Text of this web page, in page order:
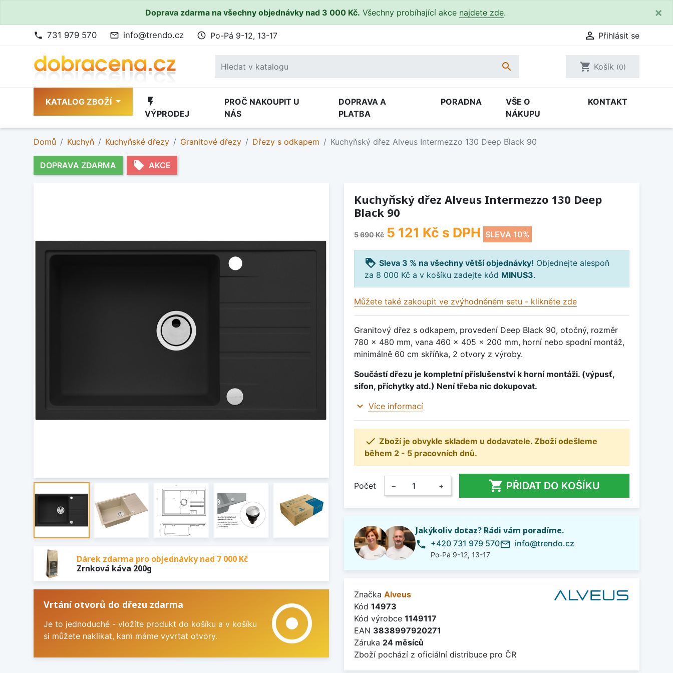
Doprava zdarma na všechny objednávky nad 3 000 Kč. Všechny probíhající akce najdete zde. ×
phone 731 979 570 mail_outline info@trendo.cz access_time Po-Pá 9-12, 13-17  Přihlásit se
 shopping_cart Košík (0)
KATALOG ZBOŽÍ flash_on
VÝPRODEJ
PROČ NAKOUPIT U
NÁS
DOPRAVA A
PLATBA
PORADNA
VŠE O
NÁKUPU
KONTAKT
Domů Kuchyň Kuchyňské dřezy Granitové dřezy Dřezy s odkapem Kuchyňský dřez Alveus Intermezzo 130 Deep Black 90
DOPRAVA ZDARMA local_offer AKCE
Dárek zdarma pro objednávky nad 7 000 Kč
Zrnková káva 200g
Vrtání otvorů do dřezu zdarma
Je to jednoduché - vložíte produkt do košíku a v košíku
si můžete naklikat, kam máme vyvrtat otvory.
adjust
Kuchyňský dřez Alveus Intermezzo 130 Deep
Black 90
5 690 Kč 5 121 Kč s DPH SLEVA 10%
loyalty Sleva 3 % na všechny větší objednávky! Objednejte alespoň
za 8 000 Kč a v košíku zadejte kód MINUS3.
Můžete také zakoupit ve zvýhodněném setu - klikněte zde
Granitový dřez s odkapem, provedení Deep Black 90, otočný, rozměr
780 x 480 mm, vana 460 x 405 x 200 mm, horní nebo spodní montáž,
minimálně 60 cm skříňka, 2 otvory z výroby.
Součástí dřezu je kompletní příslušenství k horní montáži. (výpusť,
sifon, příchytky atd.) Není třeba nic dokupovat.
expand_more Více informací
 Zboží je obvykle skladem u dodavatele. Zboží odešleme
během 2 - 5 pracovních dnů.
Počet − +  PŘIDAT DO KOŠÍKU
Jakýkoliv dotaz? Rádi vám poradíme.
phone +420 731 979 570
Po-Pá 9-12, 13-17
mail_outline info@trendo.cz
Značka Alveus
Kód 14973
Kód výrobce 1149117
EAN 3838997920271
Záruka 24 měsíců
Zboží pochází z oficiální distribuce pro ČR